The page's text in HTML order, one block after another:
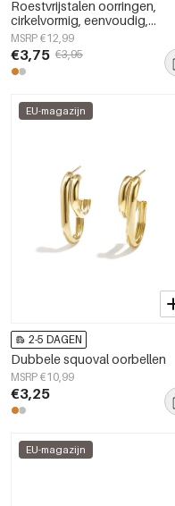
Roestvrijstalen oorringen,
cirkelvormig, eenvoudig,
dagelijks gebruik, eenvoudige
serie, damessieraden
MSRP €12,99
€3,75 €3,95
EU-magazijn
2-5 DAGEN
Dubbele squoval oorbellen
MSRP €10,99
€3,25
EU-magazijn